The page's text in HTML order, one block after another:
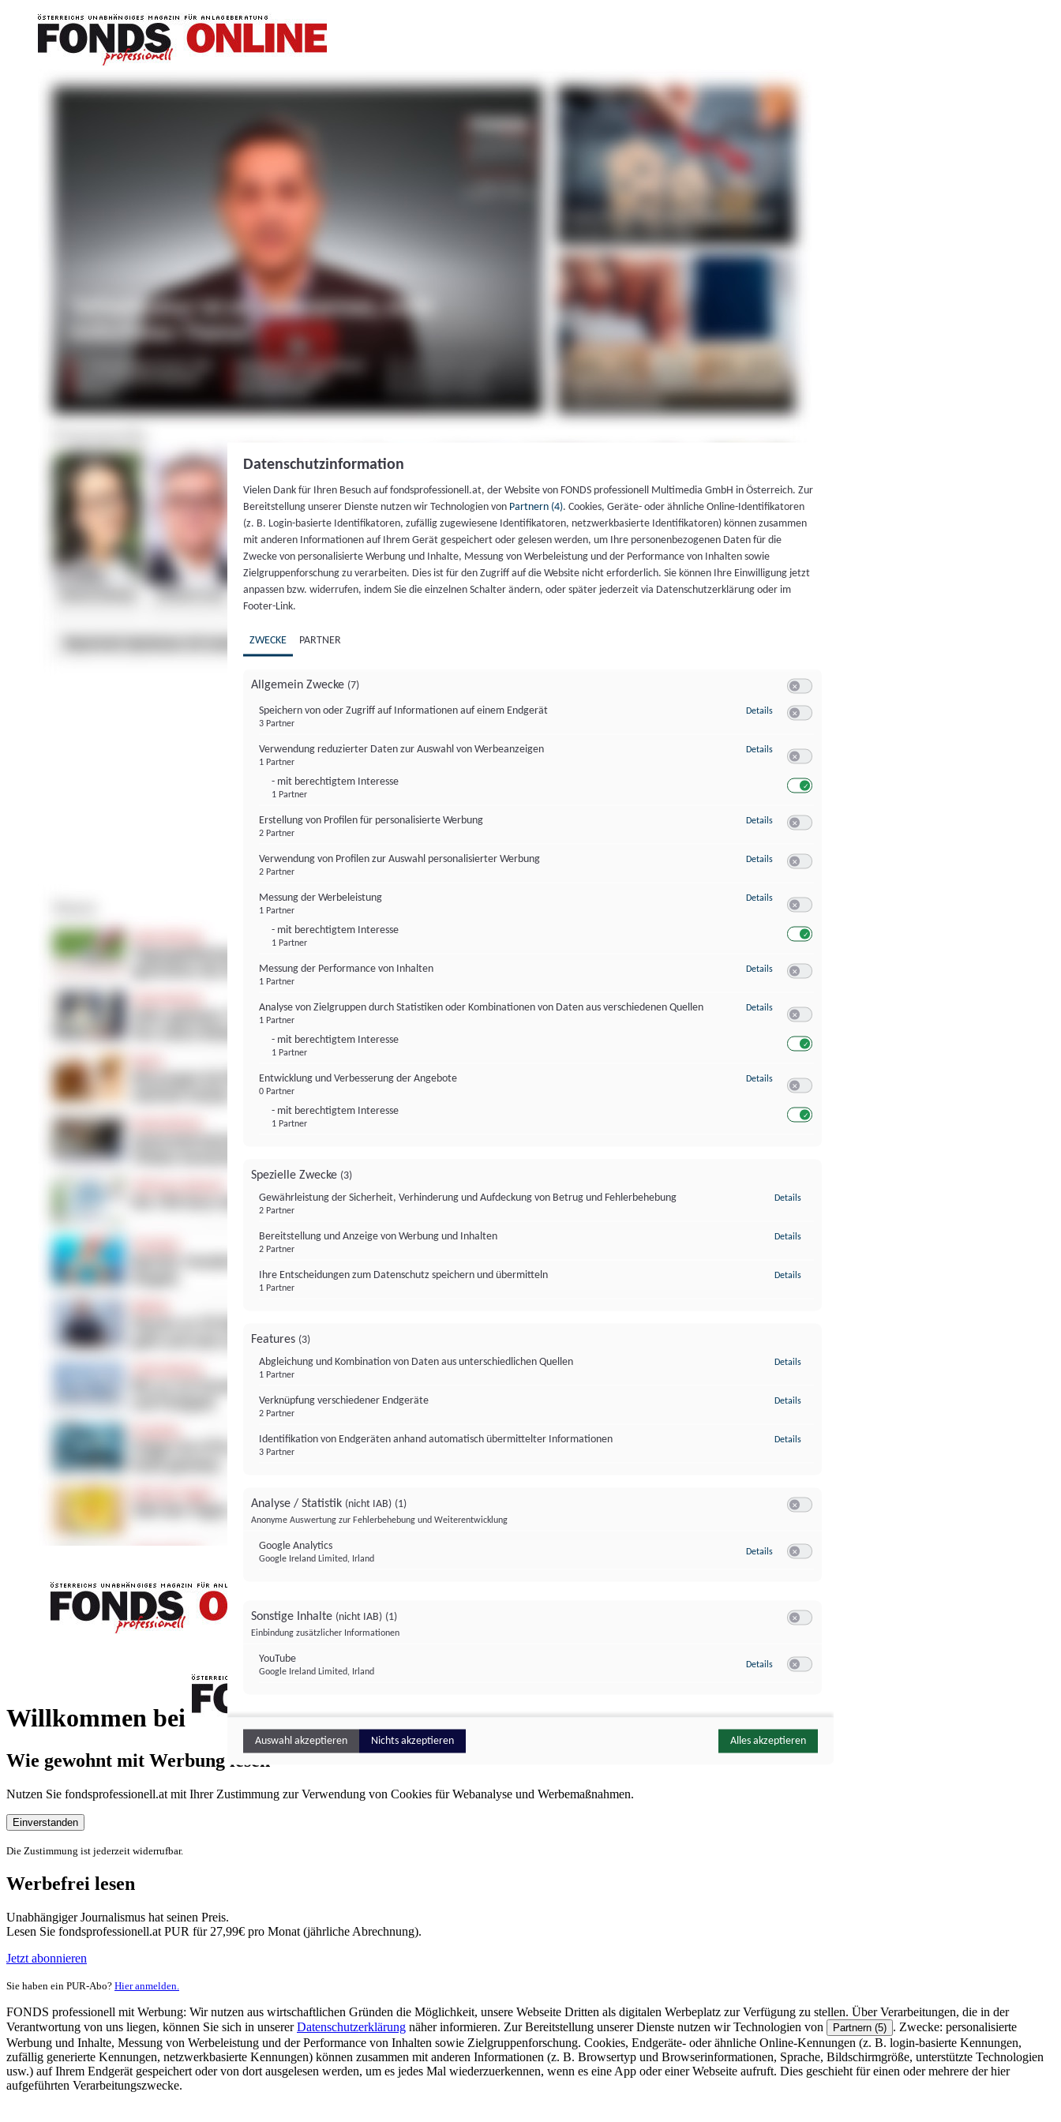
Willkommen bei
FONDS professionell
Wie gewohnt mit Werbung lesen
Nutzen Sie fondsprofessionell.at mit Ihrer Zustimmung zur Verwendung von Cookies für Webanalyse und Werbemaßnahmen.
Einverstanden
Die Zustimmung ist jederzeit widerrufbar.
Werbefrei lesen
Unabhängiger Journalismus hat seinen Preis.
Lesen Sie fondsprofessionell.at PUR für 27,99€ pro Monat (jährliche Abrechnung).
Jetzt abonnieren
Sie haben ein PUR-Abo? Hier anmelden.
FONDS professionell mit Werbung: Wir nutzen aus wirtschaftlichen Gründen die Möglichkeit, unsere Webseite Dritten als digitalen Werbeplatz zur Verfügung zu stellen. Über Verarbeitungen, die in der
Verantwortung von uns liegen, können Sie sich in unsererDatenschutzerklärung näher informieren. Zur Bereitstellung unserer Dienste nutzen wir Technologien von Partnern (5) . Zwecke: personalisierte
Werbung und Inhalte, Messung von Werbeleistung und der Performance von Inhalten sowie Zielgruppenforschung. Cookies, Endgeräte- oder ähnliche Online-Kennungen (z. B. login-basierte Kennungen,
zufällig generierte Kennungen, netzwerkbasierte Kennungen) können zusammen mit anderen Informationen (z. B. Browsertyp und Browserinformationen, Sprache, Bildschirmgröße, unterstützte Technologien
usw.) auf Ihrem Endgerät gespeichert oder von dort ausgelesen werden, um es jedes Mal wiederzuerkennen, wenn es eine App oder einer Webseite aufruft. Dies geschieht für einen oder mehrere der hier
aufgeführten Verarbeitungszwecke.
Datenschutzinformation
Vielen Dank für Ihren Besuch auf fondsprofessionell.at, der Website von FONDS professionell Multimedia GmbH in Österreich. Zur
Bereitstellung unserer Dienste nutzen wir Technologien von Partnern (4). Cookies, Geräte- oder ähnliche Online-Identifikatoren
(z. B. Login-basierte Identifikatoren, zufällig zugewiesene Identifikatoren, netzwerkbasierte Identifikatoren) können zusammen
mit anderen Informationen auf Ihrem Gerät gespeichert oder gelesen werden, um Ihre personenbezogenen Daten für die
Zwecke von personalisierte Werbung und Inhalte, Messung von Werbeleistung und der Performance von Inhalten sowie
Zielgruppenforschung zu verarbeiten. Dies ist für den Zugriff auf die Website nicht erforderlich. Sie können Ihre Einwilligung jetzt
anpassen bzw. widerrufen, indem Sie die einzelnen Schalter ändern, oder später jederzeit via Datenschutzerklärung oder im
Footer-Link.
ZWECKE PARTNER
Allgemein Zwecke (7)
Speichern von oder Zugriff auf Informationen auf einem Endgerät
3 Partner
Details zu Speichern von oder Zugriff auf Informationen auf einem Endgerät
Verwendung reduzierter Daten zur Auswahl von Werbeanzeigen
1 Partner
- mit berechtigtem Interesse
1 Partner
Details zu Verwendung reduzierter Daten zur Auswahl von Werbeanzeigen
Erstellung von Profilen für personalisierte Werbung
2 Partner
Details zu Erstellung von Profilen für personalisierte Werbung
Verwendung von Profilen zur Auswahl personalisierter Werbung
2 Partner
Details zu Verwendung von Profilen zur Auswahl personalisierter Werbung
Messung der Werbeleistung
1 Partner
- mit berechtigtem Interesse
1 Partner
Details zu Messung der Werbeleistung
Messung der Performance von Inhalten
1 Partner
Details zu Messung der Performance von Inhalten
Analyse von Zielgruppen durch Statistiken oder Kombinationen von Daten aus verschiedenen Quellen
1 Partner
- mit berechtigtem Interesse
1 Partner
Details zu Analyse von Zielgruppen durch Statistiken oder Kombinationen von
Entwicklung und Verbesserung der Angebote
0 Partner
- mit berechtigtem Interesse
1 Partner
Details zu Entwicklung und Verbesserung der Angebote
Spezielle Zwecke (3)
Gewährleistung der Sicherheit, Verhinderung und Aufdeckung von Betrug und Fehlerbehebung
2 Partner
Details
Bereitstellung und Anzeige von Werbung und Inhalten
2 Partner
Details
Ihre Entscheidungen zum Datenschutz speichern und übermitteln
1 Partner
Details
Features (3)
Abgleichung und Kombination von Daten aus unterschiedlichen Quellen
1 Partner
Details
Verknüpfung verschiedener Endgeräte
2 Partner
Details
Identifikation von Endgeräten anhand automatisch übermittelter Informationen
3 Partner
Details
Analyse / Statistik (nicht IAB) (1)
Anonyme Auswertung zur Fehlerbehebung und Weiterentwicklung
Google Analytics
Google Ireland Limited, Irland
Details zu Google Analytics
Sonstige Inhalte (nicht IAB) (1)
Einbindung zusätzlicher Informationen
YouTube
Google Ireland Limited, Irland
Details zu YouTube
Auswahl akzeptieren Nichts akzeptieren Alles akzeptieren